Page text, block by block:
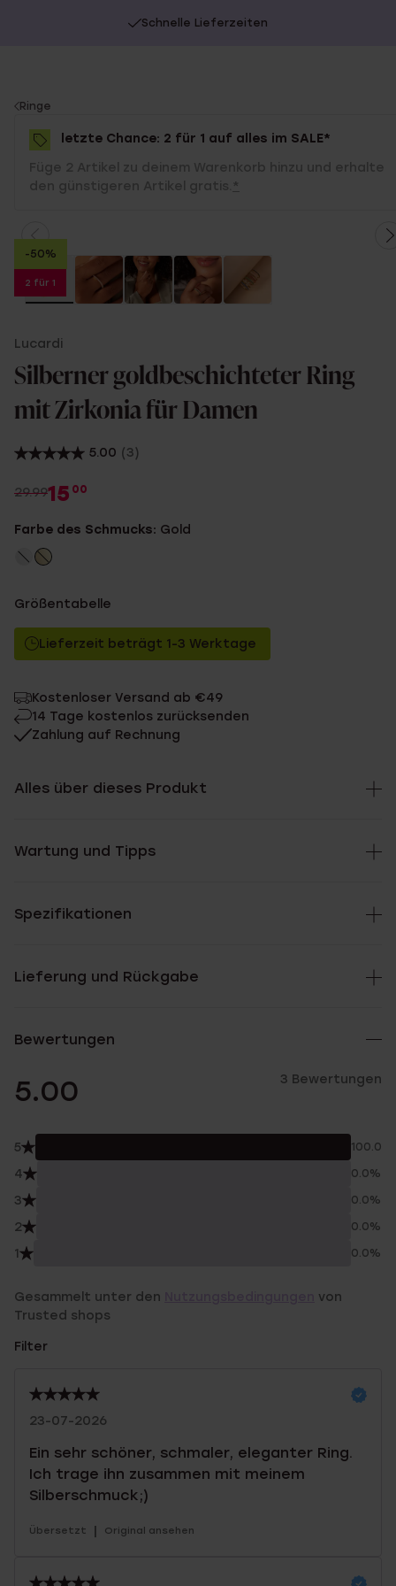
Schnelle Lieferzeiten
You
are
here:
Ringe
letzte Chance: 2 für 1 auf alles im SALE*
Füge 2 Artikel zu deinem Warenkorb hinzu und erhalte
den günstigeren Artikel gratis. *
-50%
2 für 1
Lucardi
Silberner goldbeschichteter Ring
mit Zirkonia für Damen
5.00 (3)
29.9915 00
Farbe des Schmucks: Gold
Größentabelle
Lieferzeit beträgt 1-3 Werktage
Kostenloser Versand ab €49
14 Tage kostenlos zurücksenden
Zahlung auf Rechnung
Alles über dieses Produkt
Wartung und Tipps
Spezifikationen
Lieferung und Rückgabe
Bewertungen
5.00 3 Bewertungen
5 100.0%
4 0.0%
3 0.0%
2 0.0%
1 0.0%
Gesammelt unter den
von
Trusted shops
Filter
23-07-2026
Ein sehr schöner, schmaler, eleganter Ring.
Ich trage ihn zusammen mit meinem
Silberschmuck;)
Übersetzt | Original ansehen